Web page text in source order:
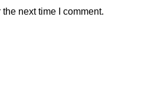
next time I comment.